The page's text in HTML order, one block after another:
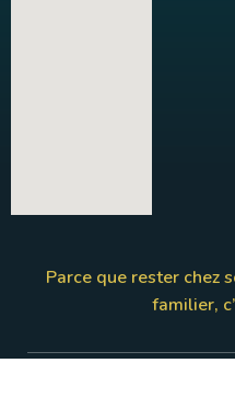
Parce que rester chez
familier,